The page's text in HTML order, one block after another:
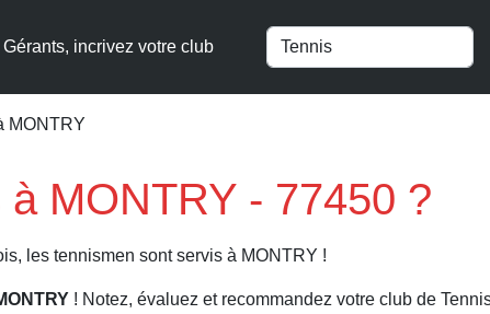
Gérants, incrivez votre club
MONTRY
MONTRY - 77450 ?
les tennismen sont servis à MONTRY !
! Notez, évaluez et recommandez votre club de